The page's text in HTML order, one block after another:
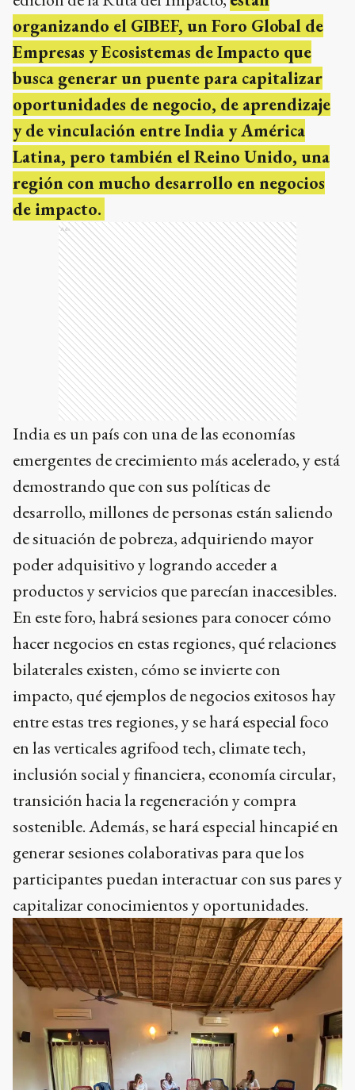
organizando el GIBEF, un Foro Global de
Empresas y Ecosistemas de Impacto que
busca generar un puente para capitalizar
oportunidades de negocio, de aprendizaje
y de vinculación entre India y América
Latina, pero también el Reino Unido, una
región con mucho desarrollo en negocios
de impacto.
Ads
India es un país con una de las economías
emergentes de crecimiento más acelerado, y está
demostrando que con sus políticas de
desarrollo, millones de personas están saliendo
de situación de pobreza, adquiriendo mayor
poder adquisitivo y logrando acceder a
productos y servicios que parecían inaccesibles.
En este foro, habrá sesiones para conocer cómo
hacer negocios en estas regiones, qué relaciones
bilaterales existen, cómo se invierte con
impacto, qué ejemplos de negocios exitosos hay
entre estas tres regiones, y se hará especial foco
en las verticales agrifood tech, climate tech,
inclusión social y financiera, economía circular,
transición hacia la regeneración y compra
sostenible. Además, se hará especial hincapié en
generar sesiones colaborativas para que los
participantes puedan interactuar con sus pares y
capitalizar conocimientos y oportunidades.